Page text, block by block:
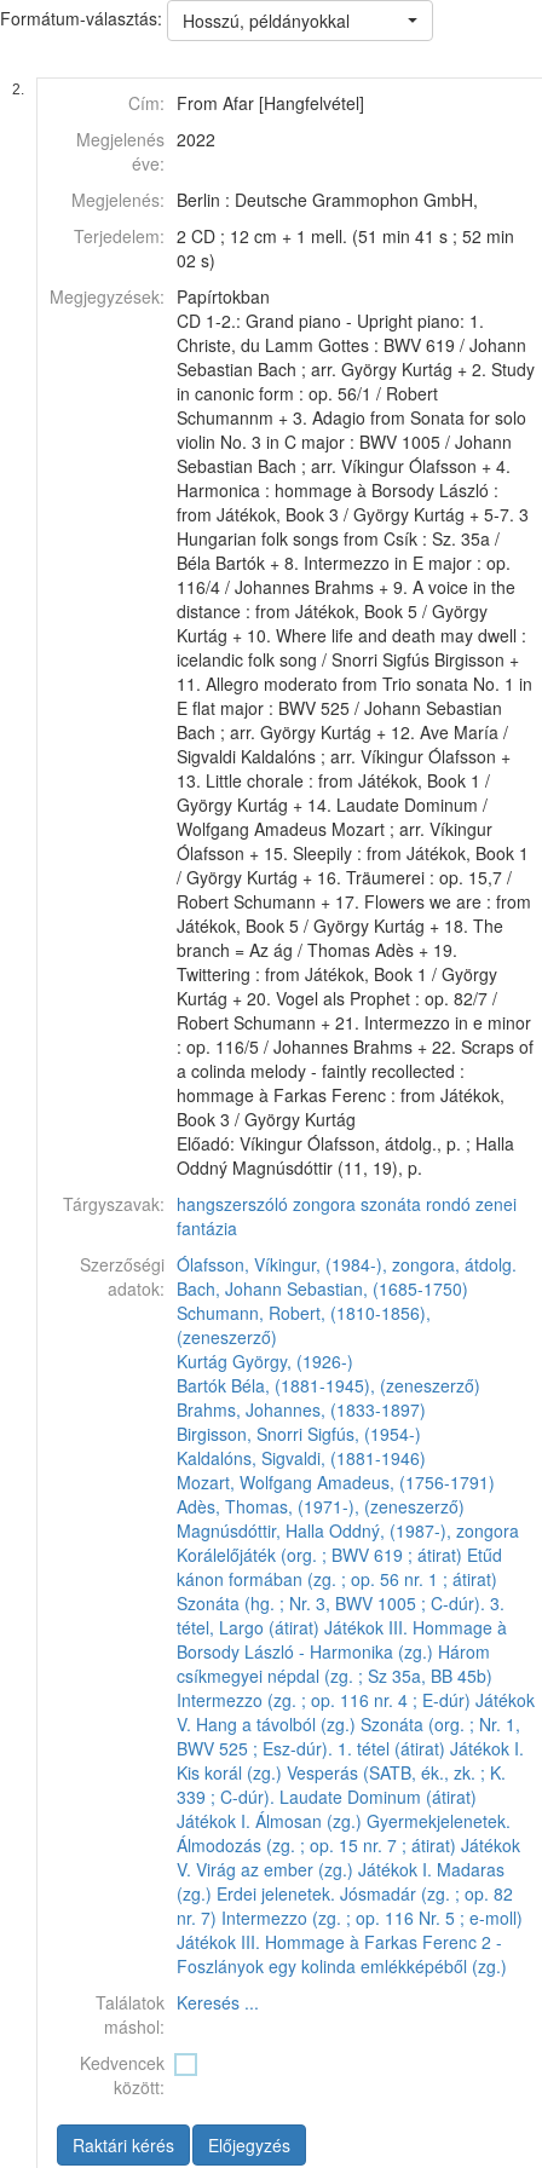
Formátum-választás: Hosszú, példányokkal
2.
Cím: From Afar [Hangfelvétel]
Megjelenés
éve:
2022
Megjelenés: Berlin : Deutsche Grammophon GmbH,
Terjedelem: 2 CD ; 12 cm + 1 mell. (51 min 41 s ; 52 min
02 s)
Megjegyzések: Papírtokban
CD 1-2.: Grand piano - Upright piano: 1.
Christe, du Lamm Gottes : BWV 619 / Johann
Sebastian Bach ; arr. György Kurtág + 2. Study
in canonic form : op. 56/1 / Robert
Schumannm + 3. Adagio from Sonata for solo
violin No. 3 in C major : BWV 1005 / Johann
Sebastian Bach ; arr. Víkingur Ólafsson + 4.
Harmonica : hommage à Borsody László :
from Játékok, Book 3 / György Kurtág + 5-7. 3
Hungarian folk songs from Csík : Sz. 35a /
Béla Bartók + 8. Intermezzo in E major : op.
116/4 / Johannes Brahms + 9. A voice in the
distance : from Játékok, Book 5 / György
Kurtág + 10. Where life and death may dwell :
icelandic folk song / Snorri Sigfús Birgisson +
11. Allegro moderato from Trio sonata No. 1 in
E flat major : BWV 525 / Johann Sebastian
Bach ; arr. György Kurtág + 12. Ave María /
Sigvaldi Kaldalóns ; arr. Víkingur Ólafsson +
13. Little chorale : from Játékok, Book 1 /
György Kurtág + 14. Laudate Dominum /
Wolfgang Amadeus Mozart ; arr. Víkingur
Ólafsson + 15. Sleepily : from Játékok, Book 1
/ György Kurtág + 16. Träumerei : op. 15,7 /
Robert Schumann + 17. Flowers we are : from
Játékok, Book 5 / György Kurtág + 18. The
branch = Az ág / Thomas Adès + 19.
Twittering : from Játékok, Book 1 / György
Kurtág + 20. Vogel als Prophet : op. 82/7 /
Robert Schumann + 21. Intermezzo in e minor
: op. 116/5 / Johannes Brahms + 22. Scraps of
a colinda melody - faintly recollected :
hommage à Farkas Ferenc : from Játékok,
Book 3 / György Kurtág
Előadó: Víkingur Ólafsson, átdolg., p. ; Halla
Oddný Magnúsdóttir (11, 19), p.
Tárgyszavak: hangszerszóló zongora szonáta rondó zenei
fantázia
Szerzőségi
adatok:
Ólafsson, Víkingur, (1984-), zongora, átdolg.
Bach, Johann Sebastian, (1685-1750)
Schumann, Robert, (1810-1856),
(zeneszerző)
Kurtág György, (1926-)
Bartók Béla, (1881-1945), (zeneszerző)
Brahms, Johannes, (1833-1897)
Birgisson, Snorri Sigfús, (1954-)
Kaldalóns, Sigvaldi, (1881-1946)
Mozart, Wolfgang Amadeus, (1756-1791)
Adès, Thomas, (1971-), (zeneszerző)
Magnúsdóttir, Halla Oddný, (1987-), zongora
Korálelőjáték (org. ; BWV 619 ; átirat) Etűd
kánon formában (zg. ; op. 56 nr. 1 ; átirat)
Szonáta (hg. ; Nr. 3, BWV 1005 ; C-dúr). 3.
tétel, Largo (átirat) Játékok III. Hommage à
Borsody László - Harmonika (zg.) Három
csíkmegyei népdal (zg. ; Sz 35a, BB 45b)
Intermezzo (zg. ; op. 116 nr. 4 ; E-dúr) Játékok
V. Hang a távolból (zg.) Szonáta (org. ; Nr. 1,
BWV 525 ; Esz-dúr). 1. tétel (átirat) Játékok I.
Kis korál (zg.) Vesperás (SATB, ék., zk. ; K.
339 ; C-dúr). Laudate Dominum (átirat)
Játékok I. Álmosan (zg.) Gyermekjelenetek.
Álmodozás (zg. ; op. 15 nr. 7 ; átirat) Játékok
V. Virág az ember (zg.) Játékok I. Madaras
(zg.) Erdei jelenetek. Jósmadár (zg. ; op. 82
nr. 7) Intermezzo (zg. ; op. 116 Nr. 5 ; e-moll)
Játékok III. Hommage à Farkas Ferenc 2 -
Foszlányok egy kolinda emlékképéből (zg.)
Találatok
máshol:
Keresés ...
Kedvencek
között:
Raktári kérés Előjegyzés